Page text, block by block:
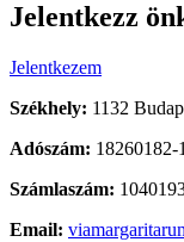
Jelentkezz
Jelentkezem
Székhely: 1132
Adószám: 18260182-
Számlaszám:
Email: